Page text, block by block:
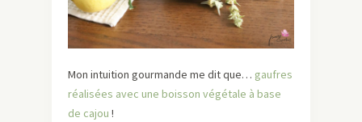
Mon intuition gourmande me dit que… gaufres
réalisées avec une boisson végétale à base
de cajou !